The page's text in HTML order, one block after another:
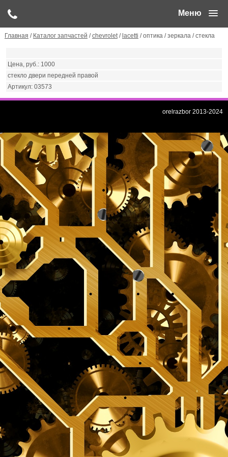
Меню
Главная / Каталог запчастей /chevrolet/ lacetti / оптика / зеркала / стекла
1000
стекло двери передней правой
03573
orelrazbor 2013-2024